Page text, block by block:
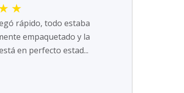
★
rápido, todo estaba
empaquetado y la
en perfecto estad...